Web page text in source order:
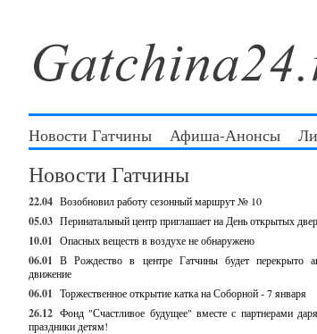
Новости Гатчины Афиша-Анонсы
Новости Гатчины
22.04 Возобновил работу сезонный маршрут № 10
05.03 Перинатальный центр приглашает на День открытых
10.01 Опасных веществ в воздухе не обнаружено
06.01 В Рождество в центре Гатчины будет перекрыто
движение
06.01 Торжественное открытие катка на Соборной - 7 января
26.12 Фонд "Счастливое будущее" вместе с партнерами
праздники детям!